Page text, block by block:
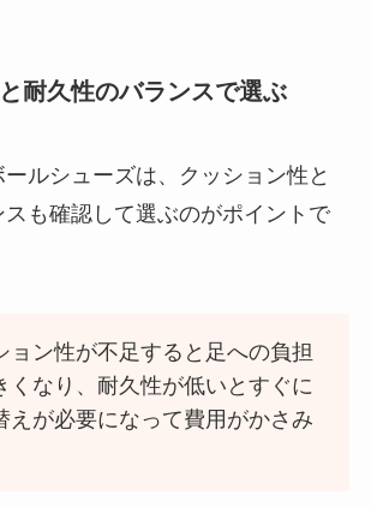
耐久性のバランスで選ぶ
ルシューズは、クッション性と
も確認して選ぶのがポイントで
ョン性が不足すると足への負担
くなり、耐久性が低いとすぐに
えが必要になって費用がかさみ